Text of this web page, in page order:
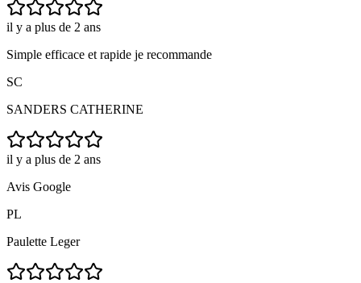
il y a plus de 2 ans
Simple efficace et rapide je recommande
SC
SANDERS CATHERINE
il y a plus de 2 ans
Avis Google
PL
Paulette Leger